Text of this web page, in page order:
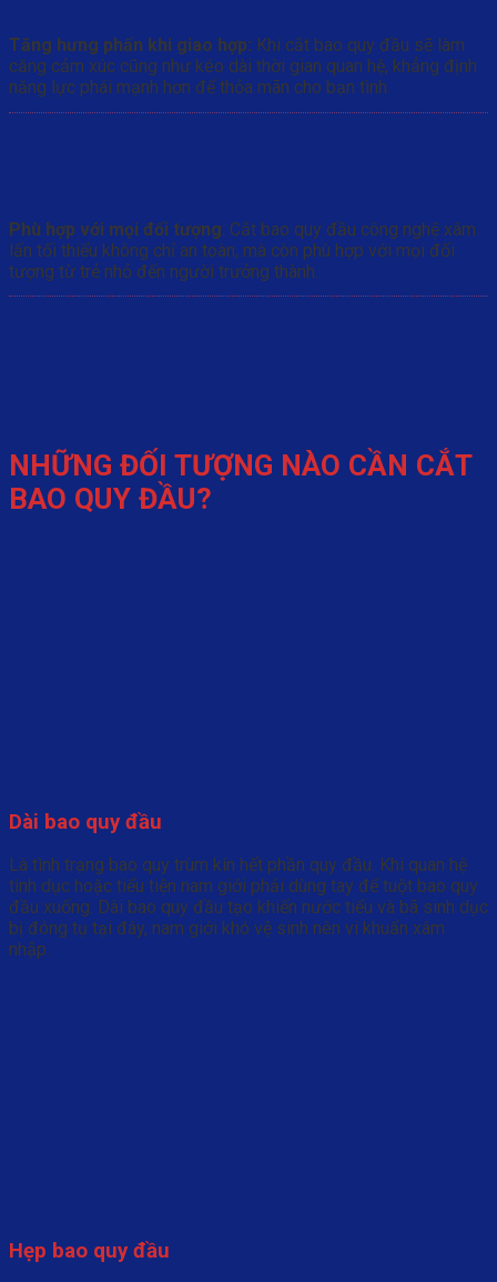
Tăng hưng phấn khi giao hợp: Khi cắt bao quy đầu sẽ làm
căng cảm xúc cũng như kéo dài thời gian quan hệ, khẳng định
năng lực phái mạnh hơn để thỏa mãn cho bạn tình.
Phù hợp với mọi đối tượng: Cắt bao quy đầu công nghệ xâm
lấn tối thiểu không chỉ an toàn, mà còn phù hợp với mọi đối
tượng từ trẻ nhỏ đến người trưởng thành.
NHỮNG ĐỐI TƯỢNG NÀO CẦN CẮT
BAO QUY ĐẦU?
Dài bao quy đầu
Là tình trạng bao quy trùm kín hết phần quy đầu. Khi quan hệ
tình dục hoặc tiểu tiện nam giới phải dùng tay để tuột bao quy
đầu xuống. Dài bao quy đầu tạo khiến nước tiểu và bã sinh dục
bị đóng tụ tại đây, nam giới khó vệ sinh nên vi khuẩn xâm
nhập.
Hẹp bao quy đầu